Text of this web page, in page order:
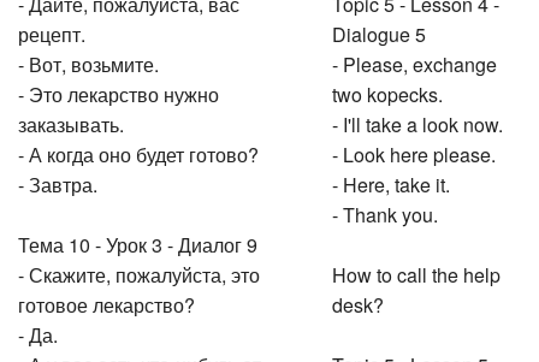
рецепт.
- Вот, возьмите.
- Это лекарство нужно
заказывать.
- А когда оно будет готово?
- Завтра.
Тема 10 - Урок 3 - Диалог 9
- Скажите, пожалуйста, это
готовое лекарство?
- Да.
Dialogue 5
- Please, exchange
two kopecks.
- I'll take a look now.
- Look here please.
- Here, take it.
- Thank you.
How to call the help
desk?